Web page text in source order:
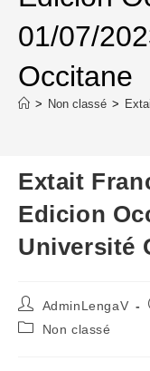
01/07/
Occitane
> Non classé >
Extait
Edicion
Université
Auteur/autrice
de
la
AdminLengaV
PostNon classé